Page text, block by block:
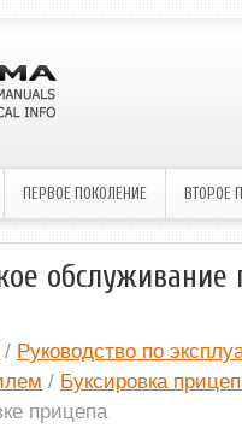
ПЕРВОЕ ПОКОЛЕНИЕ ВТОРОЕ
обслуживание
/ Руководство по
/ Буксировка
прицепа